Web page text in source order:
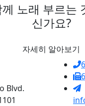
께 노래 부르는
신가요?
자세히 알아보기
Blvd.